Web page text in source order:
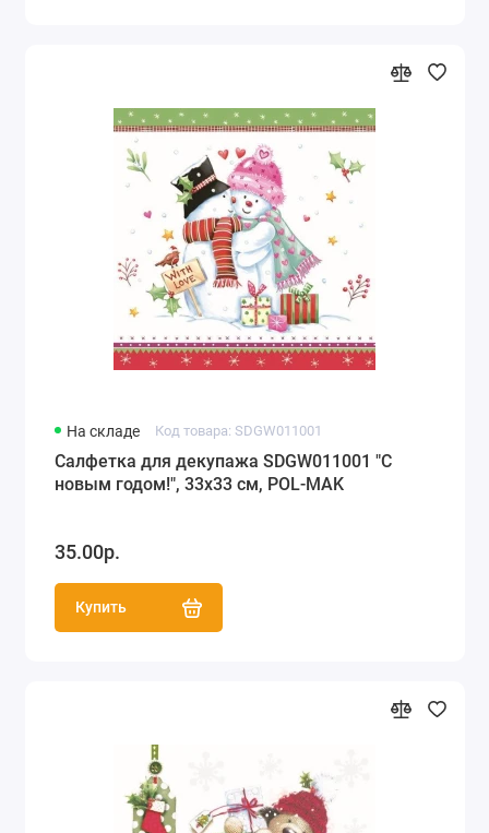
На складе Код товара: SDGW011001
Салфетка для декупажа SDGW011001 "С
новым годом!", 33х33 см, POL-MAK
35.00р.
Купить